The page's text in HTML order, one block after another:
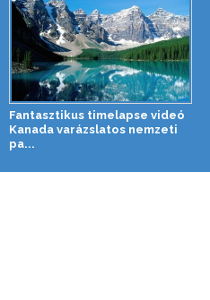
Fantasztikus timelapse videó
Kanada varázslatos nemzeti
pa...